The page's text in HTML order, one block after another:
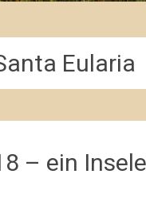
Eularia
– ein